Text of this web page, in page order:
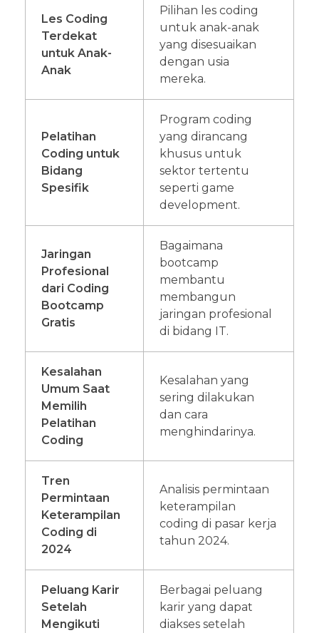
Les Coding
Terdekat
untuk Anak-
Anak
Pilihan les coding
untuk anak-anak
yang disesuaikan
dengan usia
mereka.
Pelatihan
Coding untuk
Bidang
Spesifik
Program coding
yang dirancang
khusus untuk
sektor tertentu
seperti game
development.
Jaringan
Profesional
dari Coding
Bootcamp
Gratis
Bagaimana
bootcamp
membantu
membangun
jaringan profesional
di bidang IT.
Kesalahan
Umum Saat
Memilih
Pelatihan
Coding
Kesalahan yang
sering dilakukan
dan cara
menghindarinya.
Tren
Permintaan
Keterampilan
Coding di
2024
Analisis permintaan
keterampilan
coding di pasar kerja
tahun 2024.
Peluang Karir
Setelah
Mengikuti
Berbagai peluang
karir yang dapat
diakses setelah